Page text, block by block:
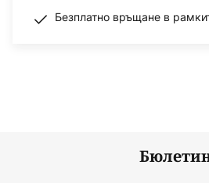
Безплатно връщане в